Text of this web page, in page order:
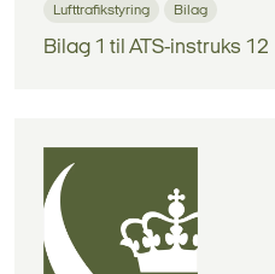
Lufttrafikstyring Bilag
Bilag 1 til ATS-instruks 12